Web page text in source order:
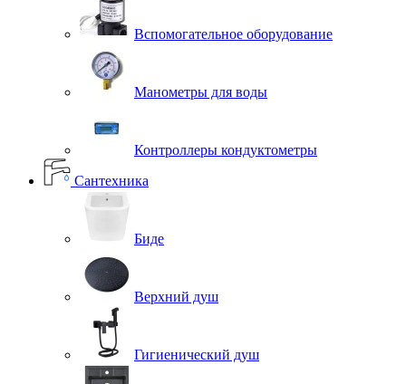
Вспомогательное оборудование
Манометры для воды
Контроллеры кондуктометры
Сантехника
Биде
Верхний душ
Гигиенический душ